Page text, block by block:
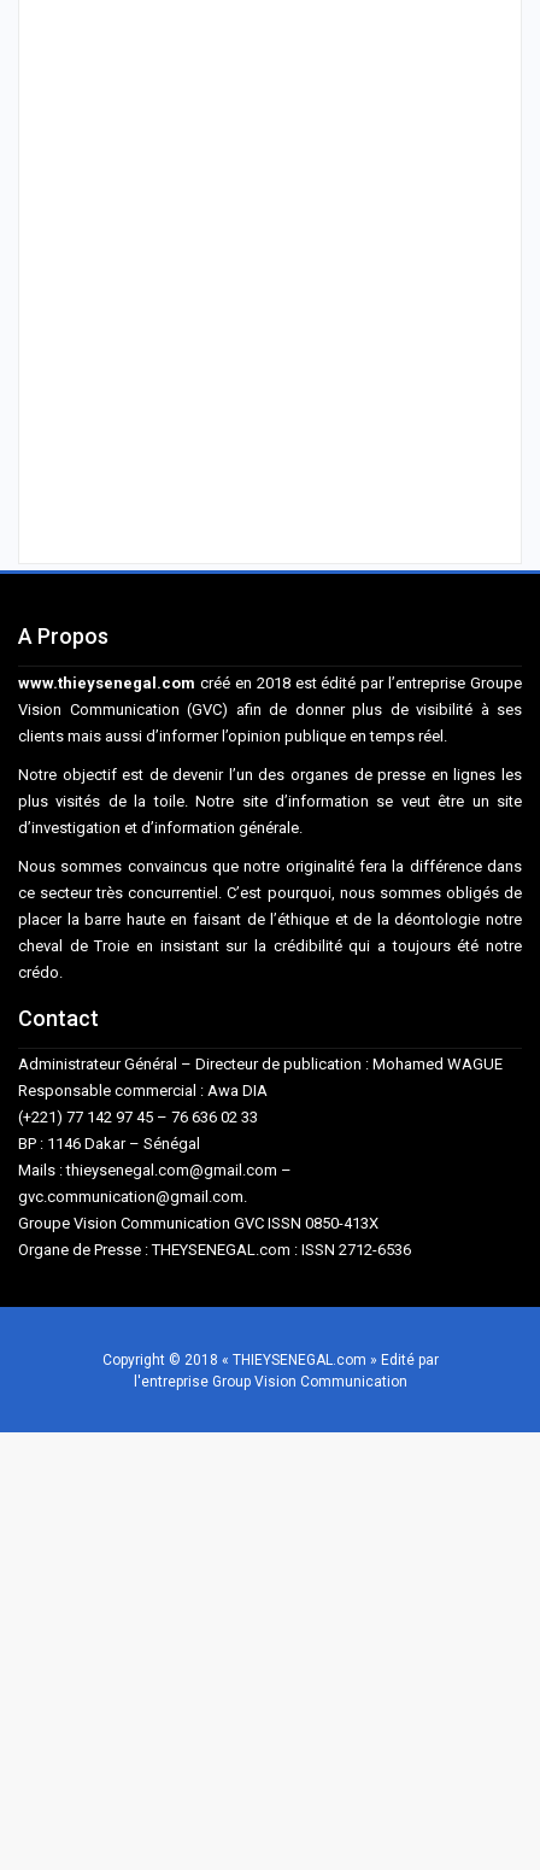
A Propos
www.thieysenegal.com créé en 2018 est édité par l’entreprise Groupe
Vision Communication (GVC) afin de donner plus de visibilité à ses
clients mais aussi d’informer l’opinion publique en temps réel.
Notre objectif est de devenir l’un des organes de presse en lignes les
plus visités de la toile. Notre site d’information se veut être un site
d’investigation et d’information générale.
Nous sommes convaincus que notre originalité fera la différence dans
ce secteur très concurrentiel. C’est pourquoi, nous sommes obligés de
placer la barre haute en faisant de l’éthique et de la déontologie notre
cheval de Troie en insistant sur la crédibilité qui a toujours été notre
crédo.
Contact
Administrateur Général – Directeur de publication : Mohamed WAGUE
Responsable commercial : Awa DIA
(+221) 77 142 97 45 – 76 636 02 33
BP : 1146 Dakar – Sénégal
Mails : thieysenegal.com@gmail.com –
gvc.communication@gmail.com.
Groupe Vision Communication GVC ISSN 0850-413X
Organe de Presse : THEYSENEGAL.com : ISSN 2712-6536
Copyright © 2018 « THIEYSENEGAL.com » Edité par
l'entreprise Group Vision Communication